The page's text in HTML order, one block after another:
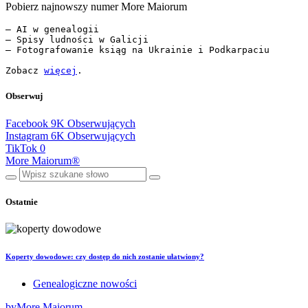
Pobierz najnowszy numer More Maiorum
— AI w genealogii
— Spisy ludności w Galicji
— Fotografowanie ksiąg na Ukrainie i Podkarpaciu
Zobacz więcej .
Obserwuj
Facebook 9K Obserwujących
Instagram 6K Obserwujących
TikTok 0
More Maiorum®
Ostatnie
Koperty dowodowe: czy dostęp do nich zostanie ułatwiony?
Genealogiczne nowości